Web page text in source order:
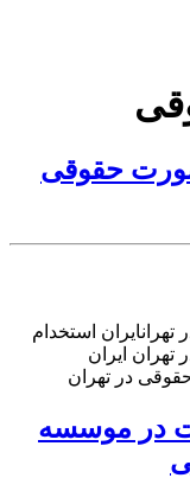
حقوقی
استخدام
ایران
در تهران
در موسسه